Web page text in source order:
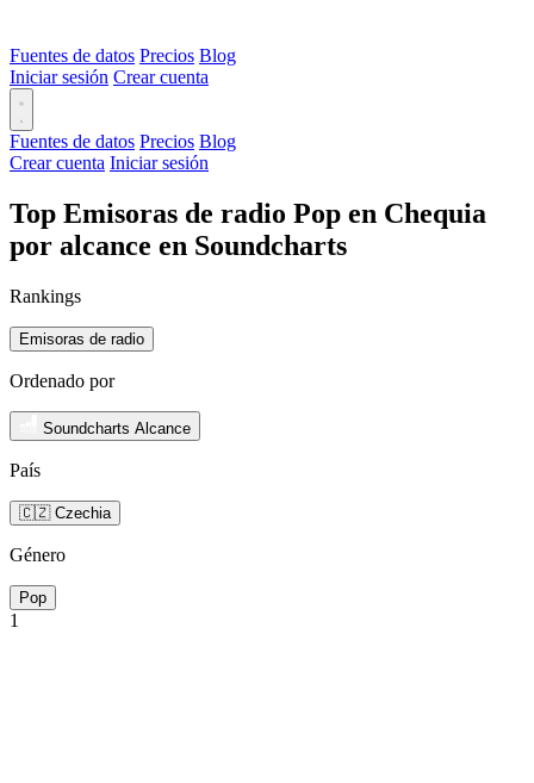
Fuentes de datos Precios Blog
Iniciar sesión Crear cuenta
Fuentes de datos Precios Blog
Crear cuenta Iniciar sesión
Top Emisoras de radio Pop en Chequia
por alcance en Soundcharts
Rankings
Emisoras de radio
Ordenado por
Soundcharts Alcance
País
🇨🇿 Czechia
Género
Pop
1